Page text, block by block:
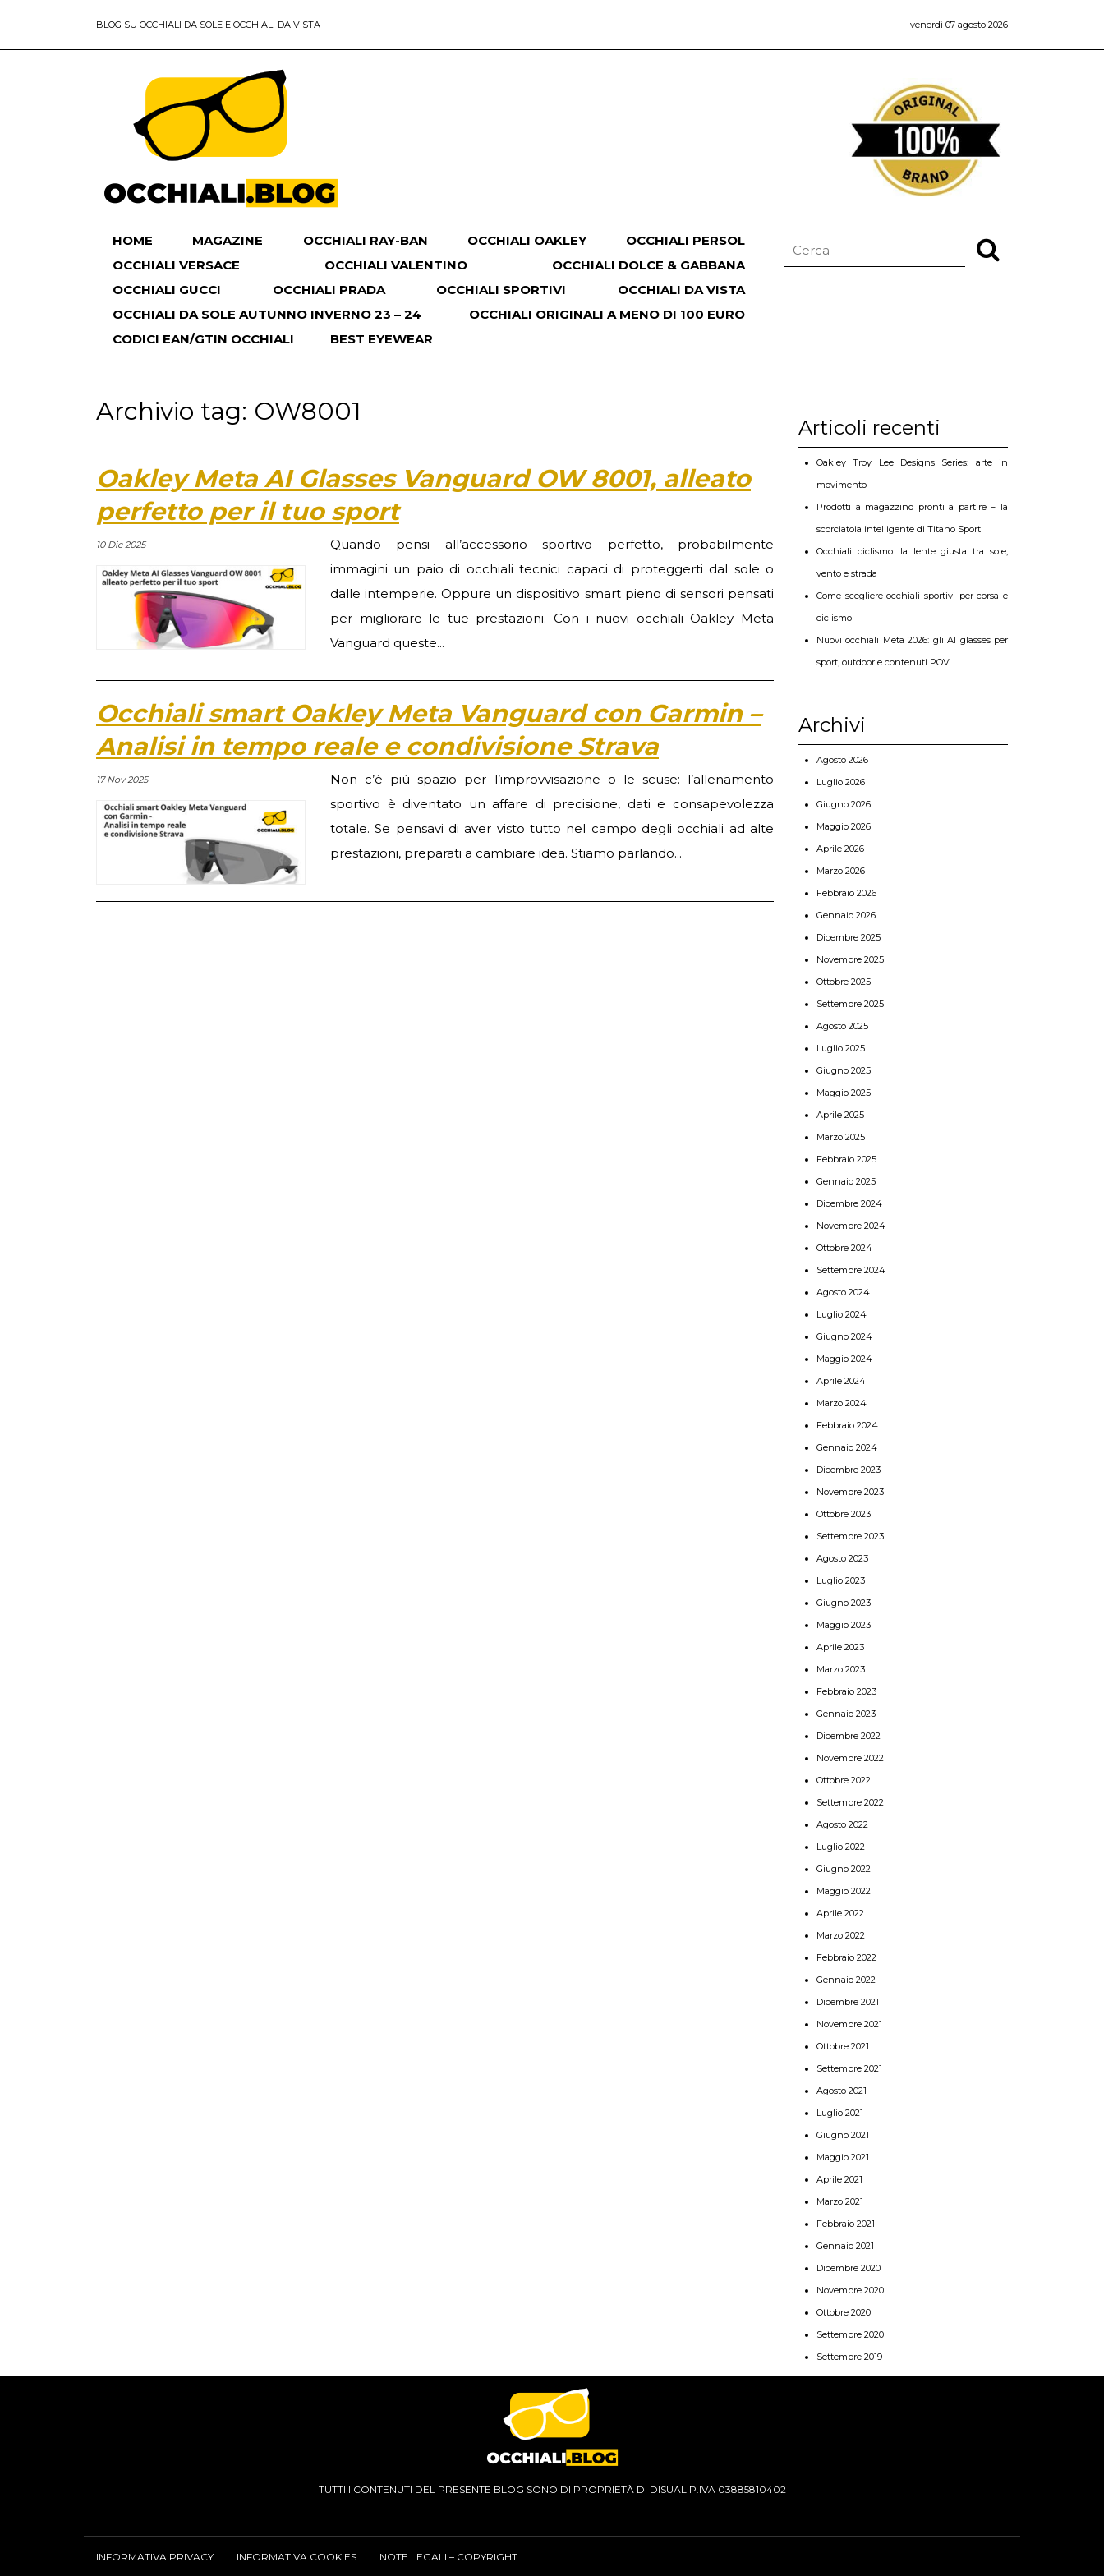
BLOG SU OCCHIALI DA SOLE E OCCHIALI DA VISTA venerdì 07 agosto 2026
HOME MAGAZINE OCCHIALI RAY-BAN OCCHIALI OAKLEY
OCCHIALI PERSOL
OCCHIALI VERSACE
OCCHIALI VALENTINO
OCCHIALI DOLCE & GABBANA
OCCHIALI GUCCI
OCCHIALI PRADA OCCHIALI SPORTIVI
OCCHIALI DA VISTA
OCCHIALI DA SOLE AUTUNNO INVERNO 23 – 24
OCCHIALI ORIGINALI A MENO DI 100 EURO
CODICI EAN/GTIN OCCHIALI
BEST EYEWEAR
Archivio tag: OW8001
Oakley Meta AI Glasses Vanguard OW 8001, alleato
perfetto per il tuo sport
10 Dic 2025
Quando pensi all’accessorio sportivo perfetto, probabilmente
immagini un paio di occhiali tecnici capaci di proteggerti dal sole o
dalle intemperie. Oppure un dispositivo smart pieno di sensori pensati
per migliorare le tue prestazioni. Con i nuovi occhiali Oakley Meta
Vanguard queste...
Occhiali smart Oakley Meta Vanguard con Garmin –
Analisi in tempo reale e condivisione Strava
17 Nov 2025
Non c’è più spazio per l’improvvisazione o le scuse: l’allenamento
sportivo è diventato un affare di precisione, dati e consapevolezza
totale. Se pensavi di aver visto tutto nel campo degli occhiali ad alte
prestazioni, preparati a cambiare idea. Stiamo parlando...
Articoli recenti
Oakley Troy Lee Designs Series: arte in
movimento
Prodotti a magazzino pronti a partire – la
scorciatoia intelligente di Titano Sport
Occhiali ciclismo: la lente giusta tra sole,
vento e strada
Come scegliere occhiali sportivi per corsa e
ciclismo
Nuovi occhiali Meta 2026: gli AI glasses per
sport, outdoor e contenuti POV
Archivi
Agosto 2026
Luglio 2026
Giugno 2026
Maggio 2026
Aprile 2026
Marzo 2026
Febbraio 2026
Gennaio 2026
Dicembre 2025
Novembre 2025
Ottobre 2025
Settembre 2025
Agosto 2025
Luglio 2025
Giugno 2025
Maggio 2025
Aprile 2025
Marzo 2025
Febbraio 2025
Gennaio 2025
Dicembre 2024
Novembre 2024
Ottobre 2024
Settembre 2024
Agosto 2024
Luglio 2024
Giugno 2024
Maggio 2024
Aprile 2024
Marzo 2024
Febbraio 2024
Gennaio 2024
Dicembre 2023
Novembre 2023
Ottobre 2023
Settembre 2023
Agosto 2023
Luglio 2023
Giugno 2023
Maggio 2023
Aprile 2023
Marzo 2023
Febbraio 2023
Gennaio 2023
Dicembre 2022
Novembre 2022
Ottobre 2022
Settembre 2022
Agosto 2022
Luglio 2022
Giugno 2022
Maggio 2022
Aprile 2022
Marzo 2022
Febbraio 2022
Gennaio 2022
Dicembre 2021
Novembre 2021
Ottobre 2021
Settembre 2021
Agosto 2021
Luglio 2021
Giugno 2021
Maggio 2021
Aprile 2021
Marzo 2021
Febbraio 2021
Gennaio 2021
Dicembre 2020
Novembre 2020
Ottobre 2020
Settembre 2020
Settembre 2019
TUTTI I CONTENUTI DEL PRESENTE BLOG SONO DI PROPRIETÀ DI DISUAL P.IVA 03885810402
INFORMATIVA PRIVACY INFORMATIVA COOKIES NOTE LEGALI – COPYRIGHT